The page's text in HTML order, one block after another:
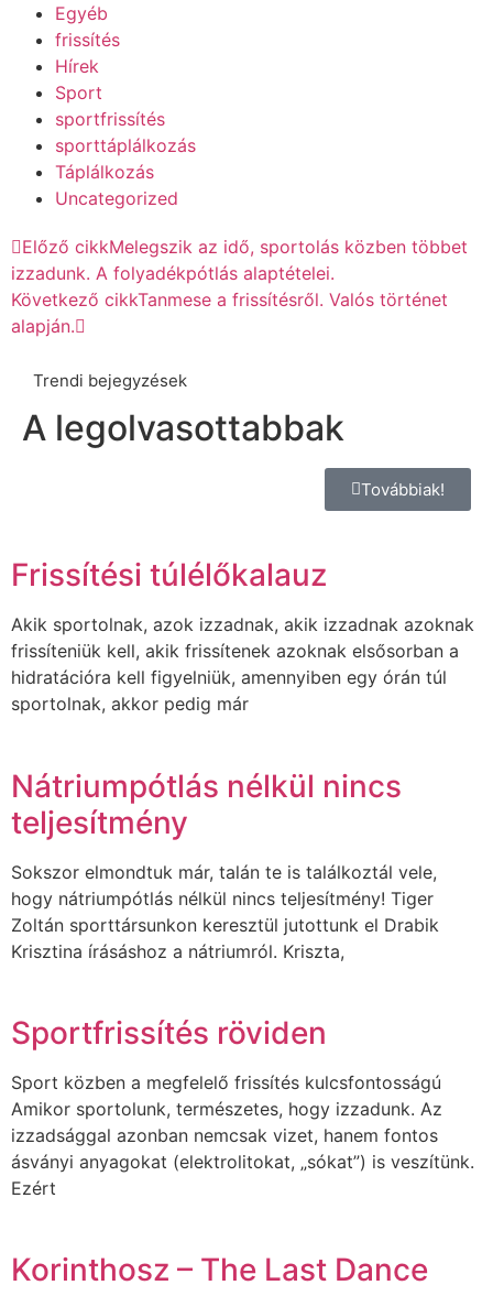
Egyéb
frissítés
Hírek
Sport
sportfrissítés
sporttáplálkozás
Táplálkozás
Uncategorized
Előző cikkMelegszik az idő, sportolás közben többet
izzadunk. A folyadékpótlás alaptételei.
Következő cikkTanmese a frissítésről. Valós történet
alapján.
Trendi bejegyzések
A legolvasottabbak
Továbbiak!
Frissítési túlélőkalauz
Akik sportolnak, azok izzadnak, akik izzadnak azoknak
frissíteniük kell, akik frissítenek azoknak elsősorban a
hidratációra kell figyelniük, amennyiben egy órán túl
sportolnak, akkor pedig már
Nátriumpótlás nélkül nincs
teljesítmény
Sokszor elmondtuk már, talán te is találkoztál vele,
hogy nátriumpótlás nélkül nincs teljesítmény! Tiger
Zoltán sporttársunkon keresztül jutottunk el Drabik
Krisztina írásáshoz a nátriumról. Kriszta,
Sportfrissítés röviden
Sport közben a megfelelő frissítés kulcsfontosságú
Amikor sportolunk, természetes, hogy izzadunk. Az
izzadsággal azonban nemcsak vizet, hanem fontos
ásványi anyagokat (elektrolitokat, „sókat”) is veszítünk.
Ezért
Korinthosz – The Last Dance